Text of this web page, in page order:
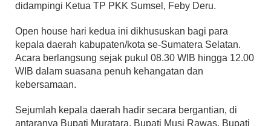
didampingi Ketua TP PKK Sumsel, Feby Deru.
Open house hari kedua ini dikhususkan bagi para
kepala daerah kabupaten/kota se-Sumatera Selatan.
Acara berlangsung sejak pukul 08.30 WIB hingga 12.00
WIB dalam suasana penuh kehangatan dan
kebersamaan.
Sejumlah kepala daerah hadir secara bergantian, di
antaranya Bupati Muratara, Bupati Musi Rawas, Bupati